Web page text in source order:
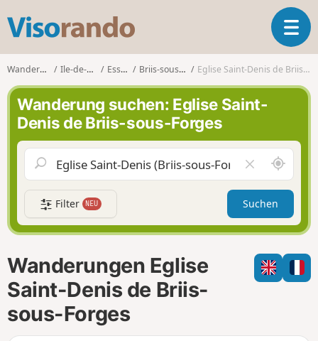
s
o
r
a
n
d
o
T
o
g
a
v
g
a
t
i
n
Wanderungen Ile-de-France Essonne Briis-sous-Forges Eglise Saint-Denis de Briis-sous-Forges
Wanderung suchen: Eglise Saint-
Denis de Briis-sous-Forges
e
l
d
l
e
e
e
S
c
h
u
m
i
h
Filter NEU Suchen
Wanderungen Eglise
Saint-Denis de Briis-
sous-Forges